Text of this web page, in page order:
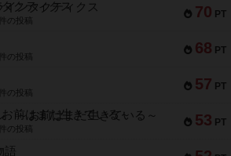
70 PT
インタクティクス
の投稿
68 PT
件の投稿
57 PT
件の投稿
53 PT
～お前はまだ生きている～
件の投稿
語